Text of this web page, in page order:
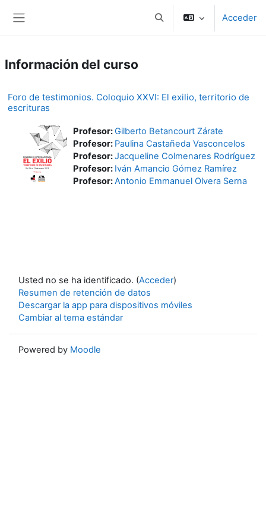
Toggle search inputAcceder
Información del curso
Foro de testimonios. Coloquio XXVI: El exilio, territorio de
escrituras
Profesor:Gilberto Betancourt Zárate
Profesor: Paulina Castañeda Vasconcelos
Profesor:Jacqueline Colmenares Rodríguez
Profesor: Iván Amancio Gómez Ramírez
Profesor:Antonio Emmanuel Olvera Serna
Usted no se ha identificado. (Acceder)
Resumen de retención de datos
Descargar la app para dispositivos móviles
Cambiar al tema estándar
Powered by Moodle